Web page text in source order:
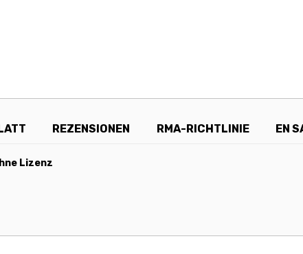
REZENSIONEN RMA-RICHTLINIE EN
Lizenz